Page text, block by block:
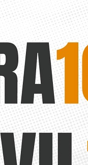
visualización a través de
con ACNURy Cruz Roja
nos concienciamos en
Galindo ha indicado
Jordania, donde viven más
Asimismo, se
Española, formada por
personas refugiadas
internacional. La
julio.
Performance
La última actividad